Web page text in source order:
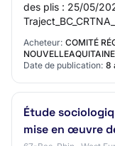
des plis : 25/05/
modélisation et à
Acheteur: COMITÉ
NOUVELLEAQUITAINE
Date de publication: 8
Étude
mise en œuvre